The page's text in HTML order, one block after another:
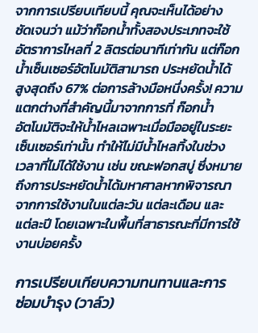
จากการเปรียบเทียบนี้ คุณจะเห็นได้อย่าง
ชัดเจนว่า แม้ว่าก๊อกน้ำทั้งสองประเภทจะใช้
อัตราการไหลที่ 2 ลิตรต่อนาทีเท่ากัน แต่ก๊อก
น้ำเซ็นเซอร์อัตโนมัติสามารถ ประหยัดน้ำได้
สูงสุดถึง 67% ต่อการล้างมือหนึ่งครั้ง! ความ
แตกต่างที่สำคัญนี้มาจากการที่ ก๊อกน้ำ
อัตโนมัติจะให้น้ำไหลเฉพาะเมื่อมืออยู่ในระยะ
เซ็นเซอร์เท่านั้น ทำให้ไม่มีน้ำไหลทิ้งในช่วง
เวลาที่ไม่ได้ใช้งาน เช่น ขณะฟอกสบู่ ซึ่งหมาย
ถึงการประหยัดน้ำได้มหาศาลหากพิจารณา
จากการใช้งานในแต่ละวัน แต่ละเดือน และ
แต่ละปี โดยเฉพาะในพื้นที่สาธารณะที่มีการใช้
งานบ่อยครั้ง
การเปรียบเทียบความทนทานและการ
ซ่อมบำรุง (วาล์ว)